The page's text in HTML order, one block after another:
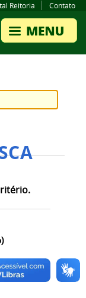
Reitoria Contato